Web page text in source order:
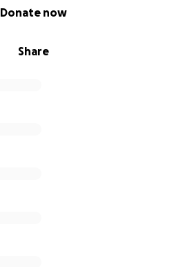
Share
Donate now